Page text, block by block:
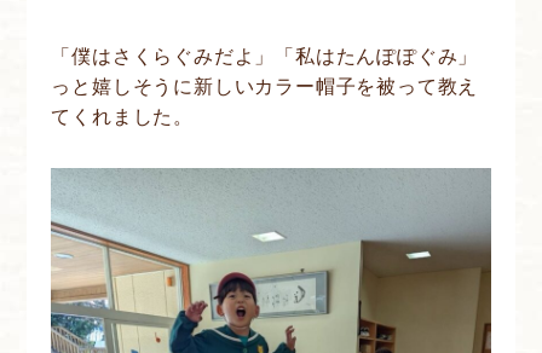
「僕はさくらぐみだよ」「私はたんぽぽぐみ」
っと嬉しそうに新しいカラー帽子を被って教え
てくれました。